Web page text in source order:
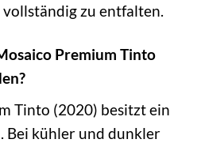
zu entfalten.
Premium Tinto
Tinto (2020) besitzt ein
Bei kühler und dunkler